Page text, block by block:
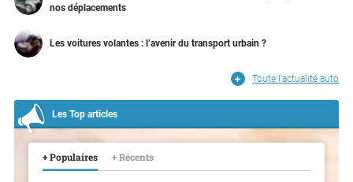
nos déplacements
Les voitures volantes : l’avenir du transport urbain ?
Toute l’actualité auto
Les Top articles
+ Populaires + Récents